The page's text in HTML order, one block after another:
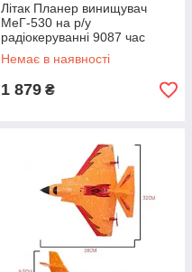
Літак Планер винищувач
МеГ-530 на р/у
радіокеруванні 9087 час
польоту 15-20 хв
Немає в наявності
1 879 ₴